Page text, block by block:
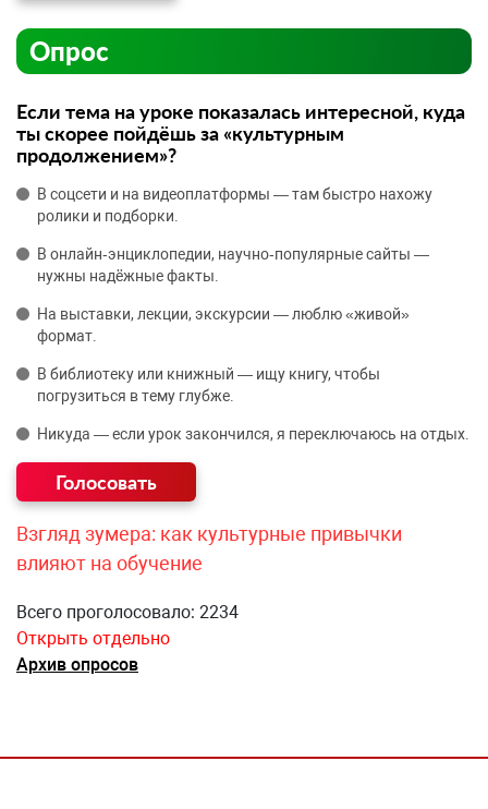
Опрос
Если тема на уроке показалась интересной, куда
ты скорее пойдёшь за «культурным
продолжением»?
В соцсети и на видеоплатформы — там быстро нахожу
ролики и подборки.
В онлайн‑энциклопедии, научно‑популярные сайты —
нужны надёжные факты.
На выставки, лекции, экскурсии — люблю «живой»
формат.
В библиотеку или книжный — ищу книгу, чтобы
погрузиться в тему глубже.
Никуда — если урок закончился, я переключаюсь на отдых.
Взгляд зумера: как культурные привычки
влияют на обучение
Всего проголосовало: 2234
Открыть отдельно
Архив опросов